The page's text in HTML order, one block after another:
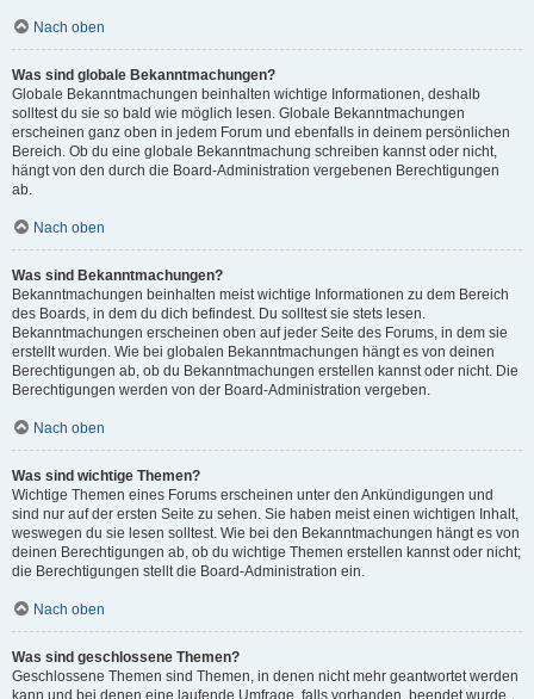
Nach oben
Was sind globale Bekanntmachungen?
Globale Bekanntmachungen beinhalten wichtige Informationen, deshalb
solltest du sie so bald wie möglich lesen. Globale Bekanntmachungen
erscheinen ganz oben in jedem Forum und ebenfalls in deinem persönlichen
Bereich. Ob du eine globale Bekanntmachung schreiben kannst oder nicht,
hängt von den durch die Board-Administration vergebenen Berechtigungen
ab.
Nach oben
Was sind Bekanntmachungen?
Bekanntmachungen beinhalten meist wichtige Informationen zu dem Bereich
des Boards, in dem du dich befindest. Du solltest sie stets lesen.
Bekanntmachungen erscheinen oben auf jeder Seite des Forums, in dem sie
erstellt wurden. Wie bei globalen Bekanntmachungen hängt es von deinen
Berechtigungen ab, ob du Bekanntmachungen erstellen kannst oder nicht. Die
Berechtigungen werden von der Board-Administration vergeben.
Nach oben
Was sind wichtige Themen?
Wichtige Themen eines Forums erscheinen unter den Ankündigungen und
sind nur auf der ersten Seite zu sehen. Sie haben meist einen wichtigen Inhalt,
weswegen du sie lesen solltest. Wie bei den Bekanntmachungen hängt es von
deinen Berechtigungen ab, ob du wichtige Themen erstellen kannst oder nicht;
die Berechtigungen stellt die Board-Administration ein.
Nach oben
Was sind geschlossene Themen?
Geschlossene Themen sind Themen, in denen nicht mehr geantwortet werden